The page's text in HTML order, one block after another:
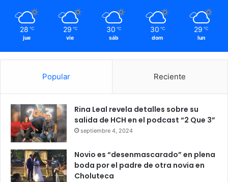
28 ℃
jue
29 ℃
vie
30 ℃
sáb
30 ℃
dom
29 ℃
lun
Popular Reciente
Rina Leal revela detalles sobre su
salida de HCH en el podcast “2 Que 3”
septiembre 4, 2024
Novio es “desenmascarado” en plena
boda por el padre de otra novia en
Choluteca